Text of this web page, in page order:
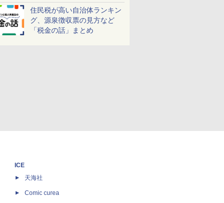
しよう！
住民税が高い自治体ランキン
グ、源泉徴収票の見方など
「税金の話」まとめ
ICE
天海社
Comic curea